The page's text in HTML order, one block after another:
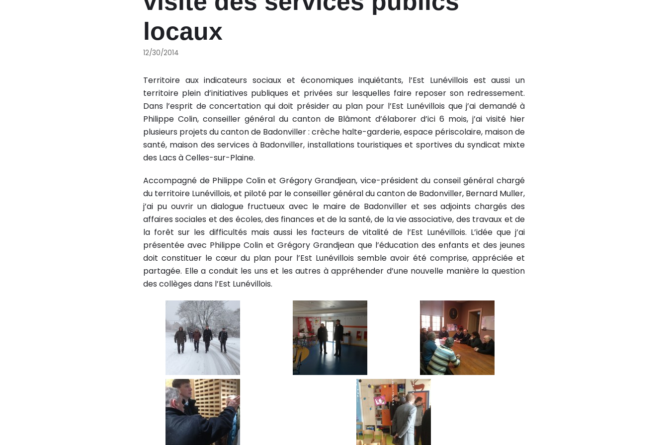
locaux
12/30/2014
Territoire aux indicateurs sociaux et économiques inquiétants, l’Est Lunévillois est aussi un
territoire plein d’initiatives publiques et privées sur lesquelles faire reposer son redressement.
Dans l’esprit de concertation qui doit présider au plan pour l’Est Lunévillois que j’ai demandé à
Philippe Colin, conseiller général du canton de Blâmont d’élaborer d’ici 6 mois, j’ai visité hier
plusieurs projets du canton de Badonviller : crèche halte-garderie, espace périscolaire, maison de
santé, maison des services à Badonviller, installations touristiques et sportives du syndicat mixte
des Lacs à Celles-sur-Plaine.
Accompagné de Philippe Colin et Grégory Grandjean, vice-président du conseil général chargé
du territoire Lunévillois, et piloté par le conseiller général du canton de Badonviller, Bernard Muller,
j’ai pu ouvrir un dialogue fructueux avec le maire de Badonviller et ses adjoints chargés des
affaires sociales et des écoles, des finances et de la santé, de la vie associative, des travaux et de
la forêt sur les difficultés mais aussi les facteurs de vitalité de l’Est Lunévillois. L’idée que j’ai
présentée avec Philippe Colin et Grégory Grandjean que l’éducation des enfants et des jeunes
doit constituer le cœur du plan pour l’Est Lunévillois semble avoir été comprise, appréciée et
partagée. Elle a conduit les uns et les autres à appréhender d’une nouvelle manière la question
des collèges dans l’Est Lunévillois.